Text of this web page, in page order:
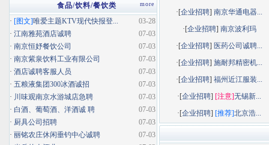
·[企业招聘]南京华通电器...
·[企业招聘] 南京波利玛
·[企业招聘] 医药公司诚聘...
·[企业招聘]施耐邦精密机...
·[企业招聘]福州近江服装...
·[企业招聘] [注意]无锡新...
·[企业招聘] [推荐]北京浩...
more
食品/饮料/餐饮类
03-28
· [图文]唯爱主题KTV现代快报登...
07-03
· 江南雅苑酒店诚聘
07-03
· 南京恒妤餐饮公司
07-03
· 南京紫泉饮料工业有限公司
07-03
· 酒店诚聘客服人员
07-03
· 五粮液集团300冰酒诚招
07-03
· 川味观南京水游城店急聘
07-03
· 白酒、葡萄酒、洋酒诚 聘
07-03
· 厨具公司招聘
07-03
· 丽铭农庄休闲垂钓中心诚聘